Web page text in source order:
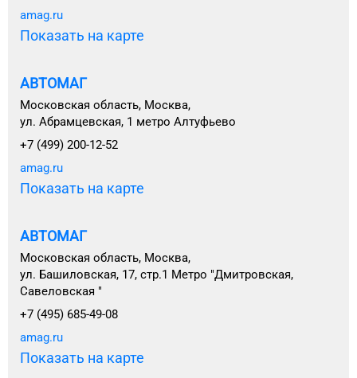
amag.ru
Показать на карте
АВТОМАГ
Московская область, Москва,
ул. Абрамцевская, 1 метро Алтуфьево
+7 (499) 200-12-52
amag.ru
Показать на карте
АВТОМАГ
Московская область, Москва,
ул. Башиловская, 17, стр.1 Метро "Дмитровская,
Савеловская "
+7 (495) 685-49-08
amag.ru
Показать на карте